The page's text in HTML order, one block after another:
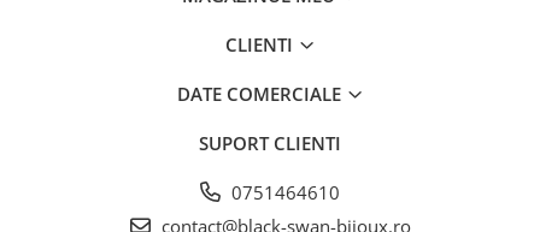
CLIENTI
DATE COMERCIALE
SUPORT CLIENTI
0751464610
contact@black-swan-bijoux.ro